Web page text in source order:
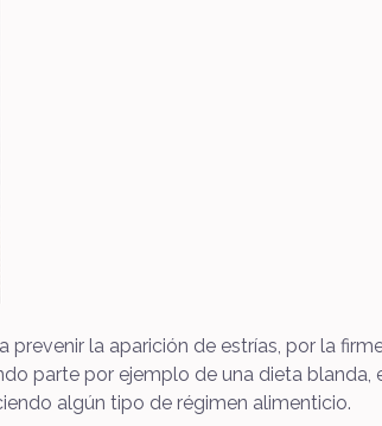
prevenir la aparición de estrías, por la
parte por ejemplo de una dieta blanda,
algún tipo de régimen alimenticio.